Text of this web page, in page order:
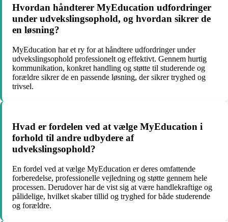
Hvordan håndterer MyEducation udfordringer
under udvekslingsophold, og hvordan sikrer de
en løsning?
MyEducation har et ry for at håndtere udfordringer under
udvekslingsophold professionelt og effektivt. Gennem hurtig
kommunikation, konkret handling og støtte til studerende og
forældre sikrer de en passende løsning, der sikrer tryghed og
trivsel.
Hvad er fordelen ved at vælge MyEducation i
forhold til andre udbydere af
udvekslingsophold?
En fordel ved at vælge MyEducation er deres omfattende
forberedelse, professionelle vejledning og støtte gennem hele
processen. Derudover har de vist sig at være handlekraftige og
pålidelige, hvilket skaber tillid og tryghed for både studerende
og forældre.